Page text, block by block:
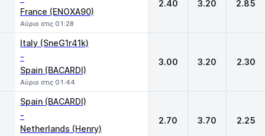
France (ENOXA90)
Αύριο στις 01:28
2.40 3.20 2.85
Italy (SneG1r41k)
-
Spain (BACARDI)
Αύριο στις 01:44
3.00 3.20 2.30
Spain (BACARDI)
-
Netherlands (Henry)
2.70 3.70 2.25